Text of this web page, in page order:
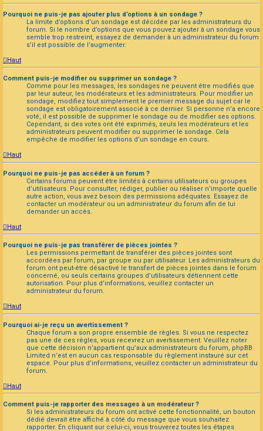
Pourquoi ne puis-je pas ajouter plus d’options à un sondage ?
La limite d’options d’un sondage est décidée par les administrateurs du
forum. Si le nombre d’options que vous pouvez ajouter à un sondage vous
semble trop restreint, essayez de demander à un administrateur du forum
s’il est possible de l’augmenter.
Haut
Comment puis-je modifier ou supprimer un sondage ?
Comme pour les messages, les sondages ne peuvent être modifiés que
par leur auteur, les modérateurs et les administrateurs. Pour modifier un
sondage, modifiez tout simplement le premier message du sujet car le
sondage est obligatoirement associé à ce dernier. Si personne n’a encore
voté, il est possible de supprimer le sondage ou de modifier ses options.
Cependant, si des votes ont été exprimés, seuls les modérateurs et les
administrateurs peuvent modifier ou supprimer le sondage. Cela
empêche de modifier les options d’un sondage en cours.
Haut
Pourquoi ne puis-je pas accéder à un forum ?
Certains forums peuvent être limités à certains utilisateurs ou groupes
d’utilisateurs. Pour consulter, rédiger, publier ou réaliser n’importe quelle
autre action, vous avez besoin des permissions adéquates. Essayez de
contacter un modérateur ou un administrateur du forum afin de lui
demander un accès.
Haut
Pourquoi ne puis-je pas transférer de pièces jointes ?
Les permissions permettant de transférer des pièces jointes sont
accordées par forum, par groupe ou par utilisateur. Les administrateurs du
forum ont peut-être désactivé le transfert de pièces jointes dans le forum
concerné, ou seuls certains groupes d’utilisateurs détiennent cette
autorisation. Pour plus d’informations, veuillez contacter un
administrateur du forum.
Haut
Pourquoi ai-je reçu un avertissement ?
Chaque forum a son propre ensemble de règles. Si vous ne respectez
pas une de ces règles, vous recevrez un avertissement. Veuillez noter
que cette décision n’appartient qu’aux administrateurs du forum, phpBB
Limited n’est en aucun cas responsable du règlement instauré sur cet
espace. Pour plus d’informations, veuillez contacter un administrateur du
forum.
Haut
Comment puis-je rapporter des messages à un modérateur ?
Si les administrateurs du forum ont activé cette fonctionnalité, un bouton
dédié devrait être affiché à côté du message que vous souhaitez
rapporter. En cliquant sur celui-ci, vous trouverez toutes les étapes